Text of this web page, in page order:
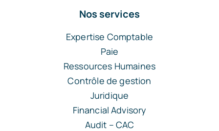
Nos services
Expertise Comptable
Paie
Ressources Humaines
Contrôle de gestion
Juridique
Financial Advisory
Audit – CAC